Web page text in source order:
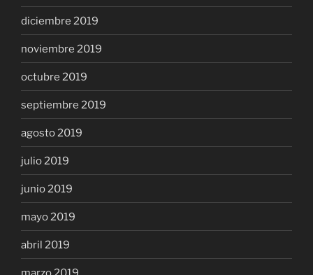
diciembre 2019
noviembre 2019
octubre 2019
septiembre 2019
agosto 2019
julio 2019
junio 2019
mayo 2019
abril 2019